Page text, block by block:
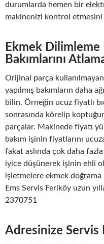
durumlarda hemen bir
makinenizi kontrol etmesini
Ekmek
Bakımlarını
Orijinal parça
yapılmış bakımların daha
bilin. Örneğin ucuz fiyatlı
sonrasında körelip
parçalar. Makinede fiyatı
bakım işinin fiyatlarını
fakat aslında çok daha
iyice düşünerek işinin ehli
işletmelere ekmek
Ems Servis Feriköy uzun
2370751
Adresinize Servis